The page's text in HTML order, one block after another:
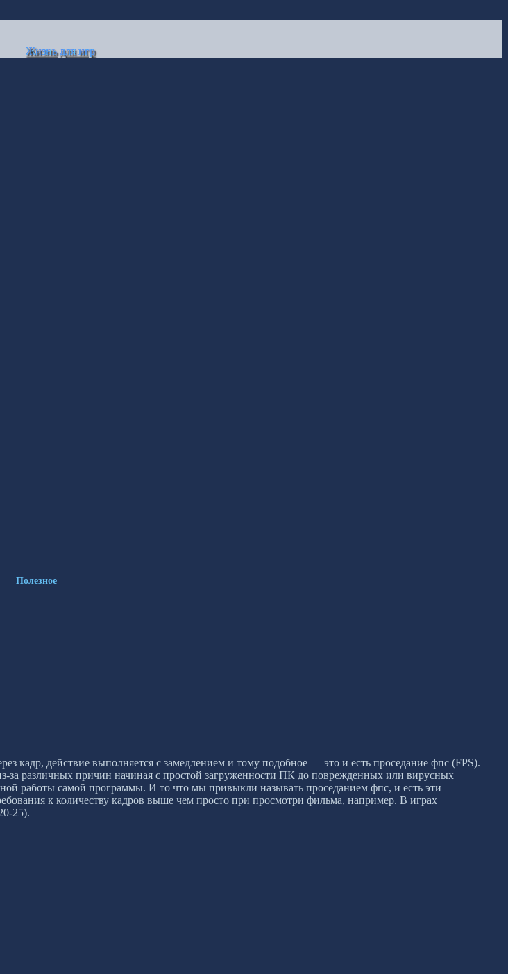
Жизнь для игр
Полезное
кадр, действие выполняется с замедлением и тому подобное — это и есть проседание фпс (FPS).
за различных причин начиная с простой загруженности ПК до поврежденных или вирусных
работы самой программы. И то что мы привыкли называть проседанием фпс, и есть эти
к количеству кадров выше чем просто при просмотри фильма, например. В играх
25).